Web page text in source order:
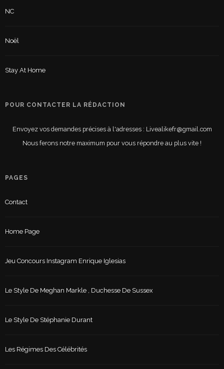
NC
Noël
Stay At Home
POUR CONTACTER LA RÉDACTION
Envoyez vos demandes précises à l'adresses : Livealikefr@gmail.com
Nous ferons notre maximum pour vous répondre au plus vite !
PAGES
Contact
Home Page
Jeu Concours Instagram Enrique Iglesias
Le Style De Meghan Markle , Duchesse De Sussex
Le Style De Stéphanie Durant
Les Régimes Des Célébrités